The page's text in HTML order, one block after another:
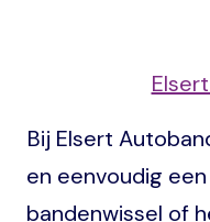
Bij Elsert
en eenvoudig
bandenwissel of